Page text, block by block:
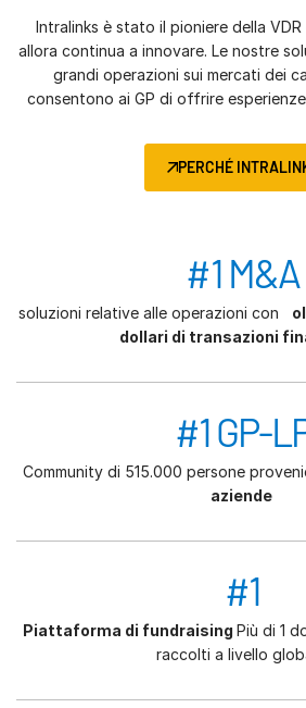
Intralinks è stato il pioniere della
allora continua a innovare. Le nostre
grandi operazioni sui mercati dei
consentono ai GP di offrire
PERCHÉ
#1 M&A
soluzioni relative alle operazioni con
dollari di transazioni
#1 GP-
Community di 515.000 persone
aziende
#1
Piattaforma di fundraising Più di 1
raccolti a livello